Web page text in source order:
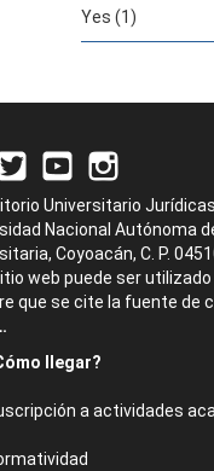
Yes (1)
Universitario Jurídicas
Nacional Autónoma
Coyoacán, C. P.
web puede ser
que se cite la fuente de
llegar?
a actividades